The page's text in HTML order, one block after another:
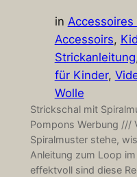
in
Accessoirs,
Strickanleitung
für Kinder,
Wolle
Strickschal mit
Pompons Werbung ///
Spiralmuster stehe,
Anleitung zum Loop
effektvoll sind diese